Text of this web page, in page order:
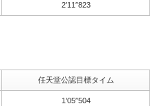
2’11″823
任天堂公認目標タイム
1’05″504